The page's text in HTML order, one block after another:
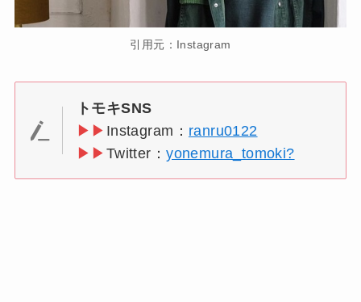
引用元：Instagram
トモキSNS
▶▶ Instagram： ranru0122
▶▶ Twitter：yonemura_tomoki?